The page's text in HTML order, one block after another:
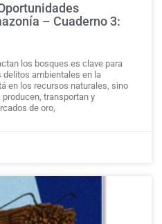
– Cuaderno 3:
los bosques es clave para
delitos ambientales en la
en los recursos naturales, sino
transportan y
de oro,